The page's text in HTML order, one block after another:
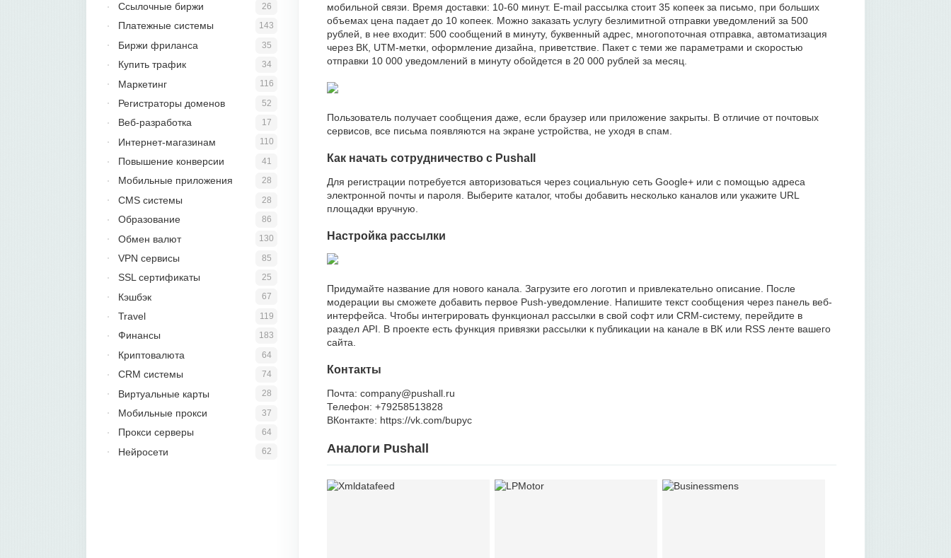
мобильной связи. Время доставки: 10-60 минут. E-mail рассылка стоит 35 копеек за письмо, при больших
объемах цена падает до 10 копеек. Можно заказать услугу безлимитной отправки уведомлений за 500
рублей, в нее входит: 500 сообщений в минуту, буквенный адрес, многопоточная отправка, автоматизация
через ВК, UTM-метки, оформление дизайна, приветствие. Пакет с теми же параметрами и скоростью
отправки 10 000 уведомлений в минуту обойдется в 20 000 рублей за месяц.
Пользователь получает сообщения даже, если браузер или приложение закрыты. В отличие от почтовых
сервисов, все письма появляются на экране устройства, не уходя в спам.
Как начать сотрудничество с Pushall
Для регистрации потребуется авторизоваться через социальную сеть Google+ или с помощью адреса
электронной почты и пароля. Выберите каталог, чтобы добавить несколько каналов или укажите URL
площадки вручную.
Настройка рассылки
Придумайте название для нового канала. Загрузите его логотип и привлекательно описание. После
модерации вы сможете добавить первое Push-уведомление. Напишите текст сообщения через панель веб-
интерфейса. Чтобы интегрировать функционал рассылки в свой софт или CRM-систему, перейдите в
раздел API. В проекте есть функция привязки рассылки к публикации на канале в ВК или RSS ленте вашего
сайта.
Контакты
Почта: company@pushall.ru
Телефон: +79258513828
ВКонтакте: https://vk.com/bupyc
Аналоги Pushall
26
Ссылочные биржи
143
Платежные системы
35
Биржи фриланса
34
Купить трафик
116
Маркетинг
52
Регистраторы доменов
17
Веб-разработка
110
Интернет-магазинам
41
Повышение конверсии
28
Мобильные приложения
28
CMS системы
86
Образование
130
Обмен валют
85
VPN сервисы
25
SSL сертификаты
67
Кэшбэк
119
Travel
183
Финансы
64
Криптовалюта
74
CRM системы
28
Виртуальные карты
37
Мобильные прокси
64
Прокси серверы
62
Нейросети